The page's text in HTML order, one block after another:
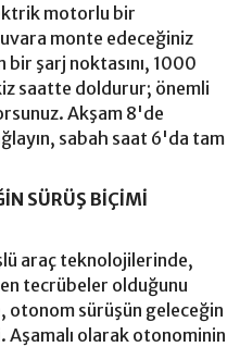
motorlu bir
monte edeceğiniz
bir şarj noktasını, 1000
saatte doldurur; önemli
Akşam 8'de
sabah saat 6'da tam
SÜRÜŞ BİÇİMİ
araç teknolojilerinde,
tecrübeler olduğunu
otonom sürüşün geleceğin
Aşamalı olarak otonominin